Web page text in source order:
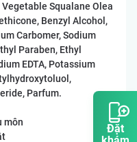
Đặt
Squalane Olea
Benzyl Alcohol,
Carbomer, Sodium
Paraben, Ethyl
EDTA, Potassium
Parfum.
môn